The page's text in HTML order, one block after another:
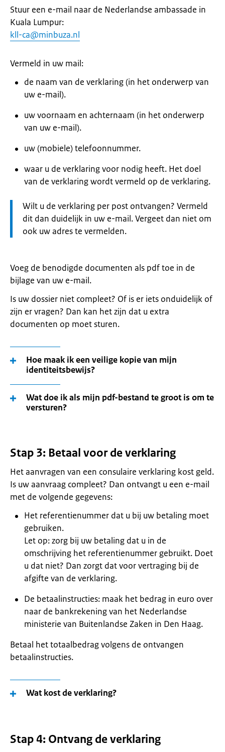
Stuur een e-mail naar de Nederlandse ambassade in
Kuala Lumpur:
kll-ca@minbuza.nl
Vermeld in uw mail:
de naam van de verklaring (in het onderwerp van
uw e-mail).
uw voornaam en achternaam (in het onderwerp
van uw e-mail).
uw (mobiele) telefoonnummer.
waar u de verklaring voor nodig heeft. Het doel
van de verklaring wordt vermeld op de verklaring.
Let
op:
Wilt u de verklaring per post ontvangen? Vermeld
dit dan duidelijk in uw e-mail. Vergeet dan niet om
ook uw adres te vermelden.
Voeg de benodigde documenten als pdf toe in de
bijlage van uw e-mail.
Is uw dossier niet compleet? Of is er iets onduidelijk of
zijn er vragen? Dan kan het zijn dat u extra
documenten op moet sturen.
Hoe maak ik een veilige kopie van mijn
identiteitsbewijs?
Wat doe ik als mijn pdf-bestand te groot is om te
versturen?
Stap 3: Betaal voor de verklaring
Het aanvragen van een consulaire verklaring kost geld.
Is uw aanvraag compleet? Dan ontvangt u een e-mail
met de volgende gegevens:
Het referentienummer dat u bij uw betaling moet
gebruiken.
Let op: zorg bij uw betaling dat u in de
omschrijving het referentienummer gebruikt. Doet
u dat niet? Dan zorgt dat voor vertraging bij de
afgifte van de verklaring.
De betaalinstructies: maak het bedrag in euro over
naar de bankrekening van het Nederlandse
ministerie van Buitenlandse Zaken in Den Haag.
Betaal het totaalbedrag volgens de ontvangen
betaalinstructies.
Wat kost de verklaring?
Stap 4: Ontvang de verklaring